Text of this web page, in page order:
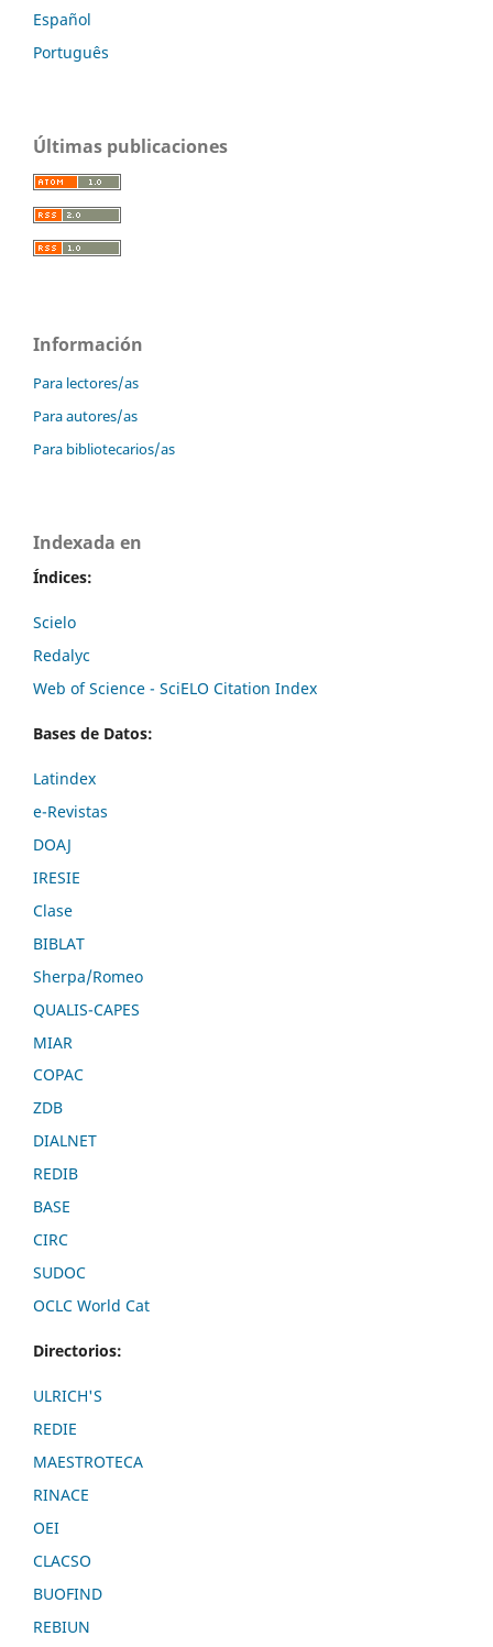
Español
Português
Últimas publicaciones
Información
Para lectores/as
Para autores/as
Para bibliotecarios/as
Indexada en
Índices:
Scielo
Redalyc
Web of Science - SciELO Citation Index
Bases de Datos:
Latindex
e-Revistas
DOAJ
IRESIE
Clase
BIBLAT
Sherpa/Romeo
QUALIS-CAPES
MIAR
COPAC
ZDB
DIALNET
REDIB
BASE
CIRC
SUDOC
OCLC World Cat
Directorios:
ULRICH'S
REDIE
MAESTROTECA
RINACE
OEI
CLACSO
BUOFIND
REBIUN